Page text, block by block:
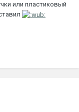
или пластиковый